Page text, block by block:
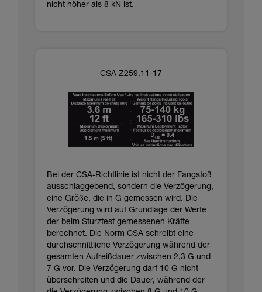
nicht höher als 8 kN ist.
CSA Z259.11-17
Bei der CSA-Richtlinie ist nicht der Fangstoß
ausschlaggebend, sondern die Verzögerung,
eine Größe, die in G gemessen wird. Die
Verzögerung wird auf Grundlage der Werte
der beim Sturztest gemessenen Kräfte
berechnet. Die Norm CSA schreibt eine
durchschnittliche Verzögerung während der
gesamten Aufreißdauer zwischen 2,3 G und
7 G vor. Die Verzögerung darf 10 G nicht
überschreiten und die Dauer, während der